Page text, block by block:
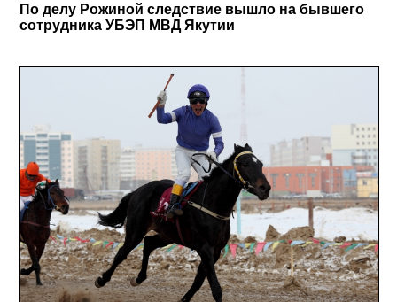
По делу Рожиной следствие вышло на бывшего
сотрудника УБЭП МВД Якутии